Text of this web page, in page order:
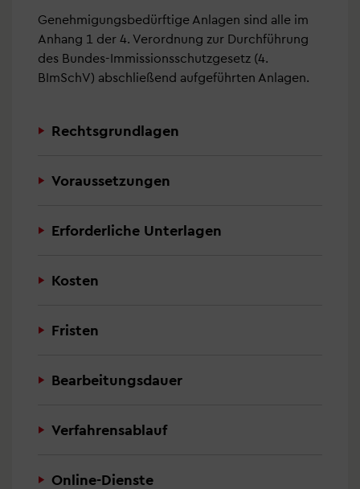
Genehmigungsbedürftige Anlagen sind alle im
Anhang 1 der 4. Verordnung zur Durchführung
des Bundes-Immissionsschutzgesetz (4.
BImSchV) abschließend aufgeführten Anlagen.
Rechtsgrundlagen
Voraussetzungen
Erforderliche Unterlagen
Kosten
Fristen
Bearbeitungsdauer
Verfahrensablauf
Online-Dienste